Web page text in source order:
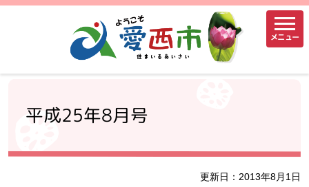
メニュー
平成25年8月号
更新日：2013年8月1日